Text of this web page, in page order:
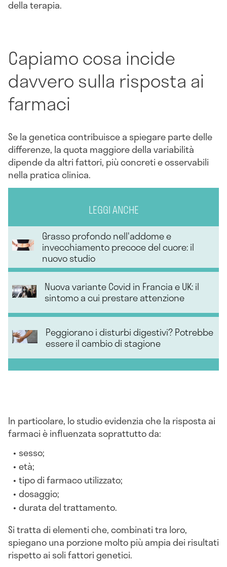
della terapia.
Capiamo cosa incide
davvero sulla risposta ai
farmaci
Se la genetica contribuisce a spiegare parte delle
differenze, la quota maggiore della variabilità
dipende da altri fattori, più concreti e osservabili
nella pratica clinica.
LEGGI ANCHE
Grasso profondo nell'addome e
invecchiamento precoce del cuore: il
nuovo studio
Nuova variante Covid in Francia e UK: il
sintomo a cui prestare attenzione
Peggiorano i disturbi digestivi? Potrebbe
essere il cambio di stagione
In particolare, lo studio evidenzia che la risposta ai
farmaci è influenzata soprattutto da:
sesso;
età;
tipo di farmaco utilizzato;
dosaggio;
durata del trattamento.
Si tratta di elementi che, combinati tra loro,
spiegano una porzione molto più ampia dei risultati
rispetto ai soli fattori genetici.